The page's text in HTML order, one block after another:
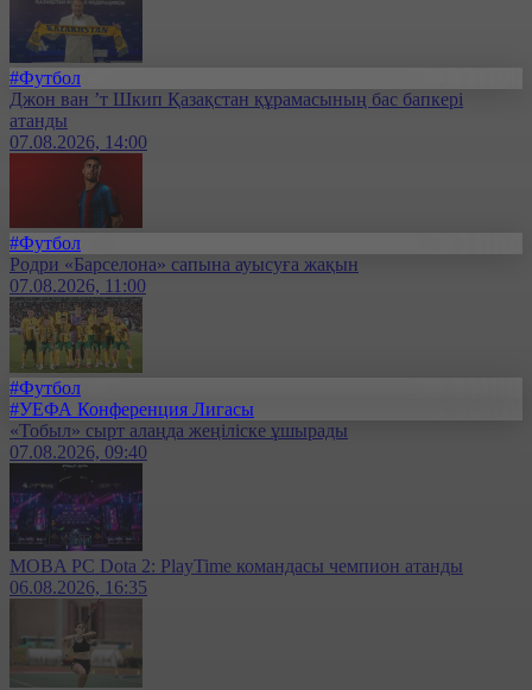
#Футбол
Джон ван ’т Шкип Қазақстан құрамасының бас бапкері
атанды
07.08.2026, 14:00
#Футбол
Родри «Барселона» сапына ауысуға жақын
07.08.2026, 11:00
#Футбол
#УЕФА Конференция Лигасы
«Тобыл» сырт алаңда жеңіліске ұшырады
07.08.2026, 09:40
MOBA PC Dota 2: PlayTime командасы чемпион атанды
06.08.2026, 16:35